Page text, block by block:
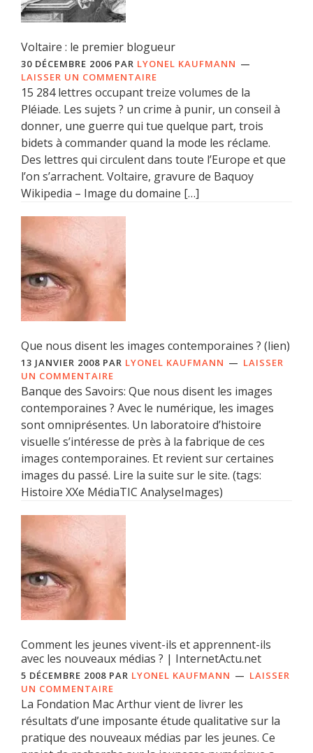
Voltaire : le premier blogueur
30 DÉCEMBRE 2006 PAR LYONEL KAUFMANN
LAISSER UN COMMENTAIRE
15 284 lettres occupant treize volumes de la
Pléiade. Les sujets ? un crime à punir, un conseil à
donner, une guerre qui tue quelque part, trois
bidets à commander quand la mode les réclame.
Des lettres qui circulent dans toute l’Europe et que
l’on s’arrachent. Voltaire, gravure de Baquoy
Wikipedia – Image du domaine […]
Que nous disent les images contemporaines ? (lien)
13 JANVIER 2008 PAR LYONEL KAUFMANN
LAISSER
UN COMMENTAIRE
Banque des Savoirs: Que nous disent les images
contemporaines ? Avec le numérique, les images
sont omniprésentes. Un laboratoire d’histoire
visuelle s’intéresse de près à la fabrique de ces
images contemporaines. Et revient sur certaines
images du passé. Lire la suite sur le site. (tags:
Histoire XXe MédiaTIC AnalyseImages)
Comment les jeunes vivent-ils et apprennent-ils
avec les nouveaux médias ? | InternetActu.net
5 DÉCEMBRE 2008 PAR LYONEL KAUFMANN
LAISSER
UN COMMENTAIRE
La Fondation Mac Arthur vient de livrer les
résultats d’une imposante étude qualitative sur la
pratique des nouveaux médias par les jeunes. Ce